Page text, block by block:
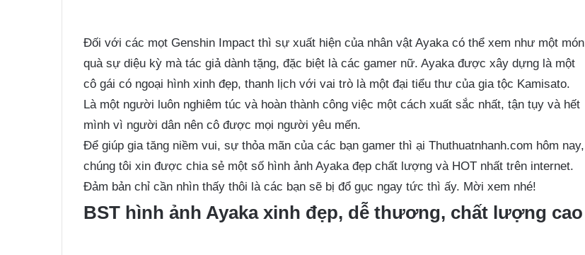
Đối với các mọt Genshin Impact thì sự xuất hiện của nhân vật Ayaka có thể xem như một món
quà sự diệu kỳ mà tác giả dành tặng, đặc biệt là các gamer nữ. Ayaka được xây dựng là một
cô gái có ngoại hình xinh đẹp, thanh lịch với vai trò là một đại tiểu thư của gia tộc Kamisato.
Là một người luôn nghiêm túc và hoàn thành công việc một cách xuất sắc nhất, tận tụy và hết
mình vì người dân nên cô được mọi người yêu mến.
Để giúp gia tăng niềm vui, sự thỏa mãn của các bạn gamer thì ại Thuthuatnhanh.com hôm nay,
chúng tôi xin được chia sẻ một số hình ảnh Ayaka đẹp chất lượng và HOT nhất trên internet.
Đảm bản chỉ cần nhìn thấy thôi là các bạn sẽ bị đổ gục ngay tức thì ấy. Mời xem nhé!
BST hình ảnh Ayaka xinh đẹp, dễ thương, chất lượng cao